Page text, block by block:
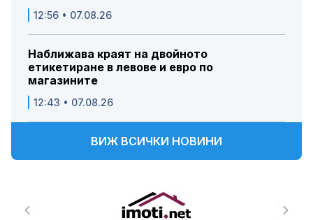
12:56 • 07.08.26
Наближава краят на двойното
етикетиране в левове и евро по
магазините
12:43 • 07.08.26
ВИЖ ВСИЧКИ НОВИНИ